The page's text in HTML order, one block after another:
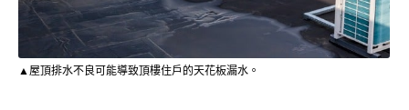
▲屋頂排水不良可能導致頂樓住戶的天花板漏水。